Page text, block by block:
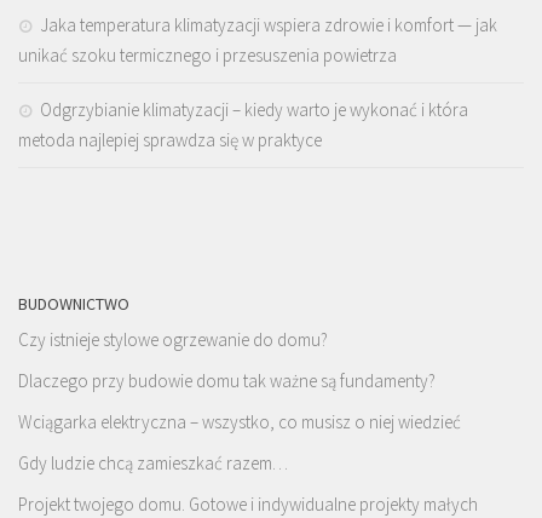
Jaka temperatura klimatyzacji wspiera zdrowie i komfort — jak
unikać szoku termicznego i przesuszenia powietrza
Odgrzybianie klimatyzacji – kiedy warto je wykonać i która
metoda najlepiej sprawdza się w praktyce
BUDOWNICTWO
Czy istnieje stylowe ogrzewanie do domu?
Dlaczego przy budowie domu tak ważne są fundamenty?
Wciągarka elektryczna – wszystko, co musisz o niej wiedzieć
Gdy ludzie chcą zamieszkać razem…
Projekt twojego domu. Gotowe i indywidualne projekty małych